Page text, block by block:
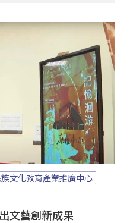
文化教育產業推廣中心
文藝創新成果